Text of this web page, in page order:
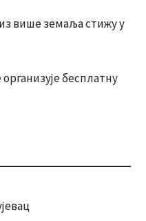
више земаља стижу у
бесплатну